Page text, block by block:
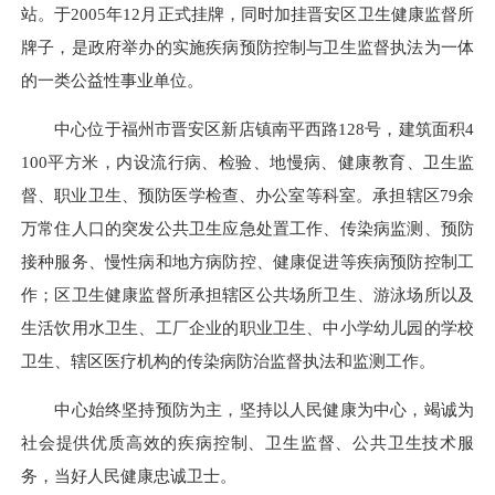
站。于2005年12月正式挂牌，同时加挂晋安区卫生健康监督所
牌子，是政府举办的实施疾病预防控制与卫生监督执法为一体
的一类公益性事业单位。
中心位于福州市晋安区新店镇南平西路128号，建筑面积4
100平方米，内设流行病、检验、地慢病、健康教育、卫生监
督、职业卫生、预防医学检查、办公室等科室。承担辖区79余
万常住人口的突发公共卫生应急处置工作、传染病监测、预防
接种服务、慢性病和地方病防控、健康促进等疾病预防控制工
作；区卫生健康监督所承担辖区公共场所卫生、游泳场所以及
生活饮用水卫生、工厂企业的职业卫生、中小学幼儿园的学校
卫生、辖区医疗机构的传染病防治监督执法和监测工作。
中心始终坚持预防为主，坚持以人民健康为中心，竭诚为
社会提供优质高效的疾病控制、卫生监督、公共卫生技术服
务，当好人民健康忠诚卫士。